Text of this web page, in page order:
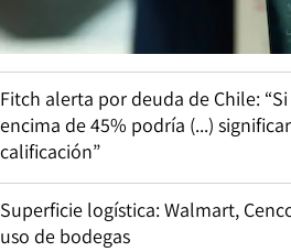
Fitch alerta por deuda de Chile:
encima de 45% podría (...)
calificación”
Superficie logística: Walmart,
uso de bodegas